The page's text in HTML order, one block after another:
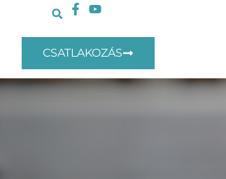
CSATLAKOZÁS